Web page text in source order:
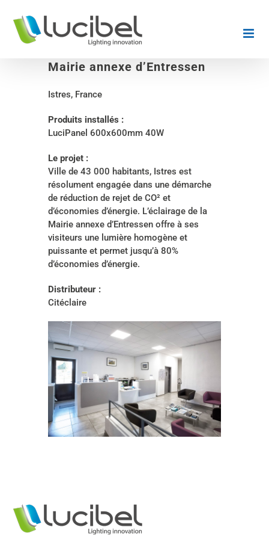
contenu
Mairie annexe d’Entressen
Istres, France
Produits installés :
LuciPanel 600x600mm 40W
Le projet :
Ville de 43 000 habitants, Istres est
résolument engagée dans une démarche
de réduction de rejet de CO² et
d’économies d’énergie. L’éclairage de la
Mairie annexe d’Entressen offre à ses
visiteurs une lumière homogène et
puissante et permet jusqu’à 80%
d’économies d’énergie.
Distributeur :
Citéclaire